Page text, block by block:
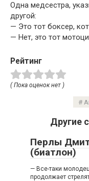
Одна медсестра,
другой:
— Это тот боксер,
— Нет, это тот
Рейтинг
( Пока оценок нет )
Другие
Перлы
(биатлон)
— Все-таки
продолжает